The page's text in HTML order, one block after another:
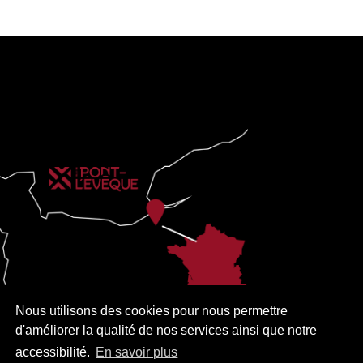
Nous utilisons des cookies pour nous permettre
d'améliorer la qualité de nos services ainsi que notre
accessibilité. En savoir plus